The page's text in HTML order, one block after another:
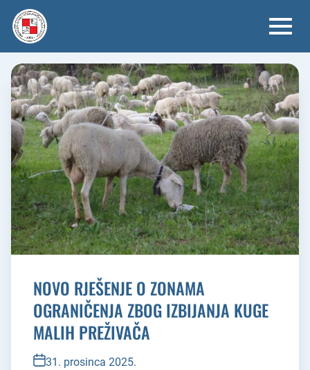
content
NOVO RJEŠENJE O ZONAMA
OGRANIČENJA ZBOG IZBIJANJA KUGE
MALIH PREŽIVAČA
31. prosinca 2025.